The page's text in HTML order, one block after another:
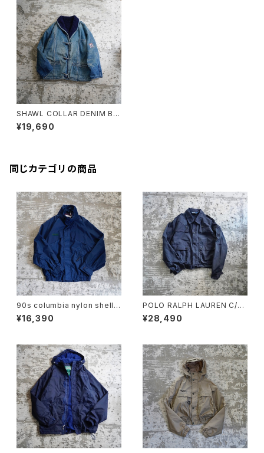
SHAWL COLLAR DENIM BO
A JACKET
¥19,690
同じカテゴリの商品
90s columbia nylon shell j
acket
¥16,390
POLO RALPH LAUREN C/N
SHORT JACKET
¥28,490